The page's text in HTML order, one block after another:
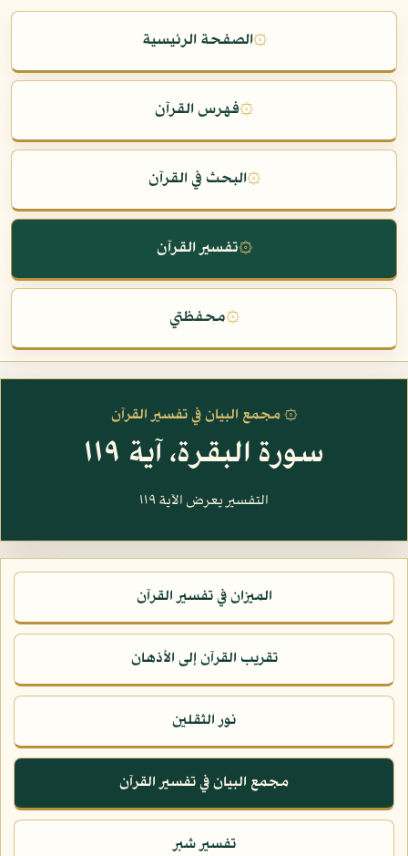
۞الصفحة الرئيسية
۞فهرس القرآن
۞البحث في القرآن
۞تفسير القرآن
۞محفظتي
۞ مجمع البيان في تفسير القرآن
سورة البقرة، آية ١١٩
التفسير يعرض الآية ١١٩
الميزان في تفسير القرآن
تقريب القرآن إلى الأذهان
نور الثقلين
مجمع البيان في تفسير القرآن
تفسير شبر